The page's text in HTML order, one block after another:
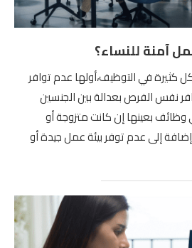
آمنة للنساء؟
كثيرة في التوظيف،أولها عدم توافر
نفس الفرص بعدالة بين الجنسين
وظائف بعينها إن كانت متزوجة أو
إلى عدم توفر بيئة عمل جيدة أو